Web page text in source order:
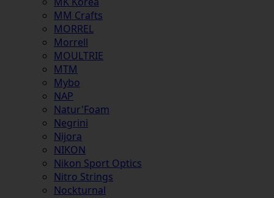
MM Crafts
MORREL
Morrell
MOULTRIE
MTM
Mybo
NAP
Natur'Foam
Negrini
Nijora
NIKON
Nikon Sport Optics
Nitro Strings
Nockturnal